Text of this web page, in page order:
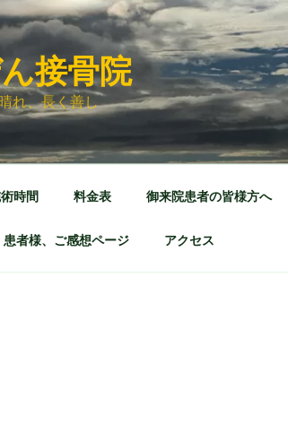
接骨院
れ、長く善し
時間 料金表 御来院患者の皆様方へ
患者様、ご感想ページ アクセス